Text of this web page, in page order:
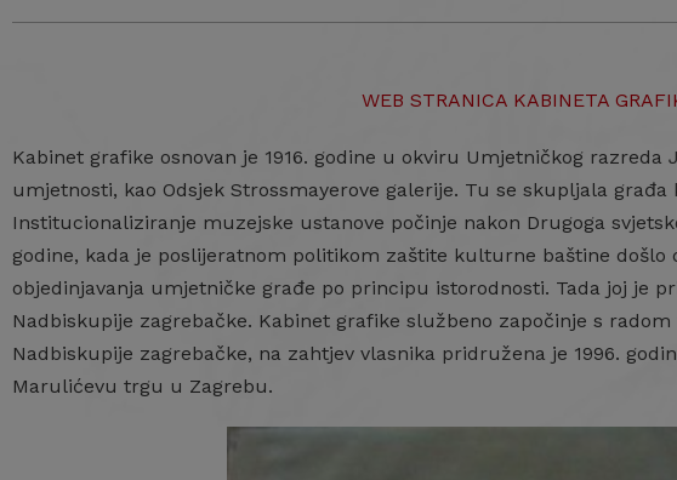
WEB STRANICA KABINETA
Kabinet grafike osnovan je 1916. godine u okviru Umjetničkog razreda
umjetnosti, kao Odsjek Strossmayerove galerije. Tu se skupljala
Institucionaliziranje muzejske ustanove počinje nakon Drugoga
godine, kada je poslijeratnom politikom zaštite kulturne baštine došlo
objedinjavanja umjetničke građe po principu istorodnosti. Tada joj je
Nadbiskupije zagrebačke. Kabinet grafike službeno započinje s radom
Nadbiskupije zagrebačke, na zahtjev vlasnika pridružena je 1996.
Marulićevu trgu u Zagrebu.